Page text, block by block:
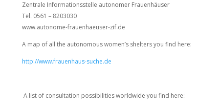
Zentrale Informationsstelle autonomer Frauenhäuser
Tel. 0561 – 8203030
www.autonome-frauenhaeuser-zif.de
A map of all the autonomous women’s shelters you find here:
http://www.frauenhaus-suche.de
A list of consultation possibilities worldwide you find here: